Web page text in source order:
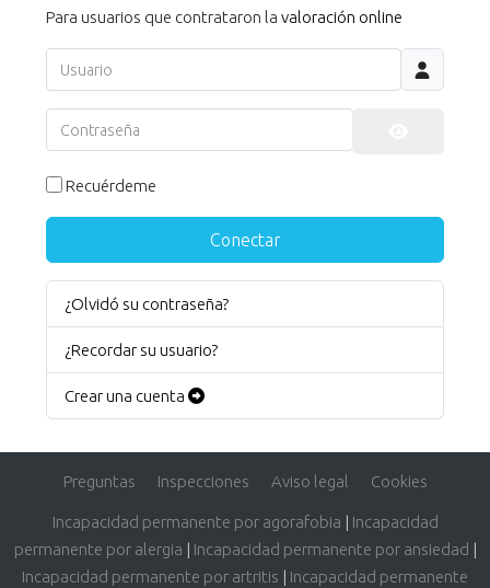
Para usuarios que contrataron la valoración online
Usuario
Contraseña
Recuérdeme
Conectar
¿Olvidó su contraseña?
¿Recordar su usuario?
Crear una cuenta
Preguntas Inspecciones Aviso legal Cookies
Incapacidad permanente por agorafobia | Incapacidad
permanente por alergia | Incapacidad permanente por ansiedad |
Incapacidad permanente por artritis | Incapacidad permanente